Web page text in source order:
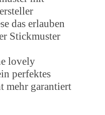
das erlauben
Stickmuster
lovely
perfektes
mehr garantiert